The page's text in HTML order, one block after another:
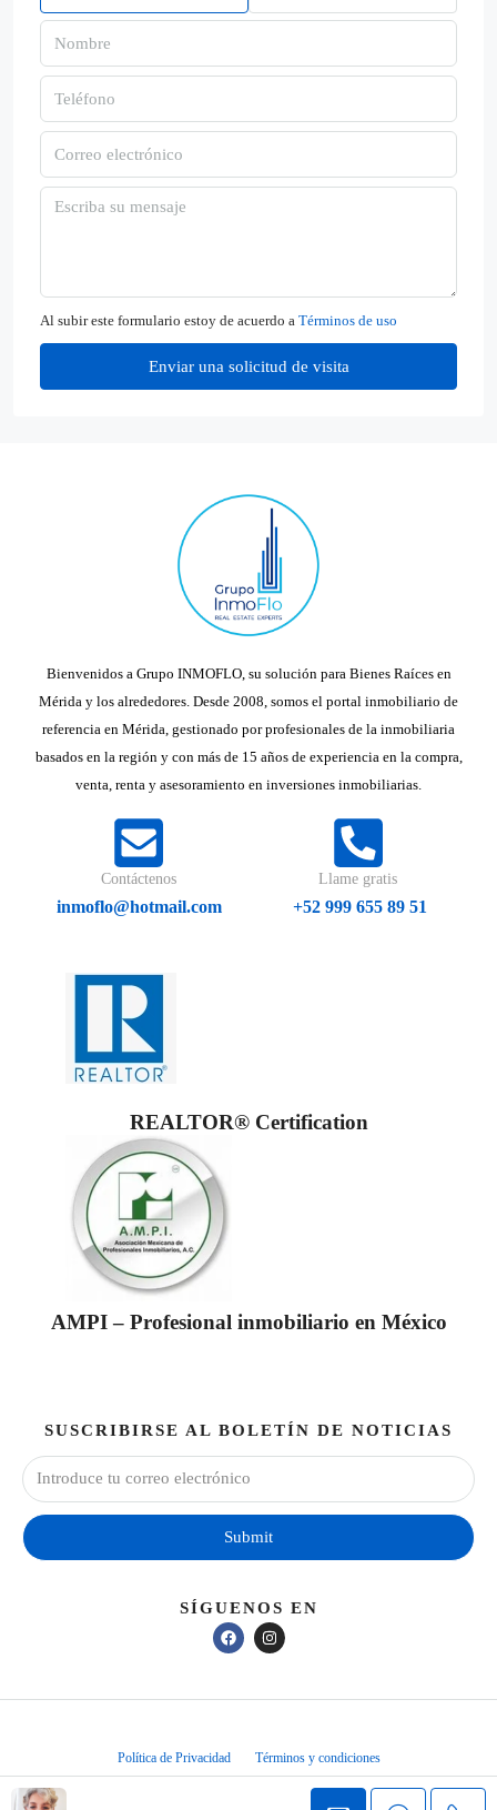
Al subir este formulario estoy de acuerdo a Términos de uso
Enviar una solicitud de visita
Bienvenidos a Grupo INMOFLO, su solución para Bienes Raíces en
Mérida y los alrededores. Desde 2008, somos el portal inmobiliario de
referencia en Mérida, gestionado por profesionales de la inmobiliaria
basados en la región y con más de 15 años de experiencia en la compra,
venta, renta y asesoramiento en inversiones inmobiliarias.
Contáctenos
inmoflo@hotmail.com
Llame gratis
+52 999 655 89 51
REALTOR® Certification
AMPI – Profesional inmobiliario en México
SUSCRIBIRSE AL BOLETÍN DE NOTICIAS
Submit
SÍGUENOS EN
Política de Privacidad
Términos y condiciones
Bienes Raices Pattaya Immobilier